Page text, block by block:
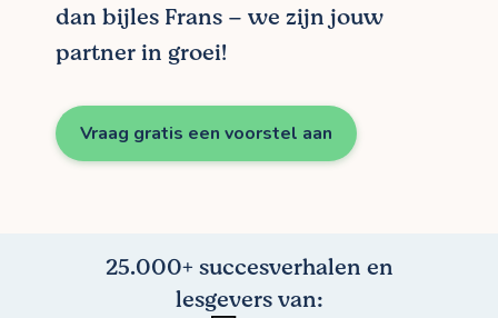
dan bijles Frans – we zijn jouw
partner in groei!
Vraag gratis een voorstel aan
25.000+ succesverhalen en
lesgevers van: